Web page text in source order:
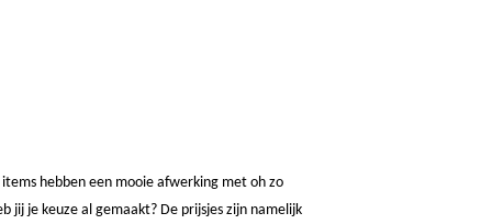
hebben een mooie afwerking met oh zo
jij je keuze al gemaakt? De prijsjes zijn namelijk